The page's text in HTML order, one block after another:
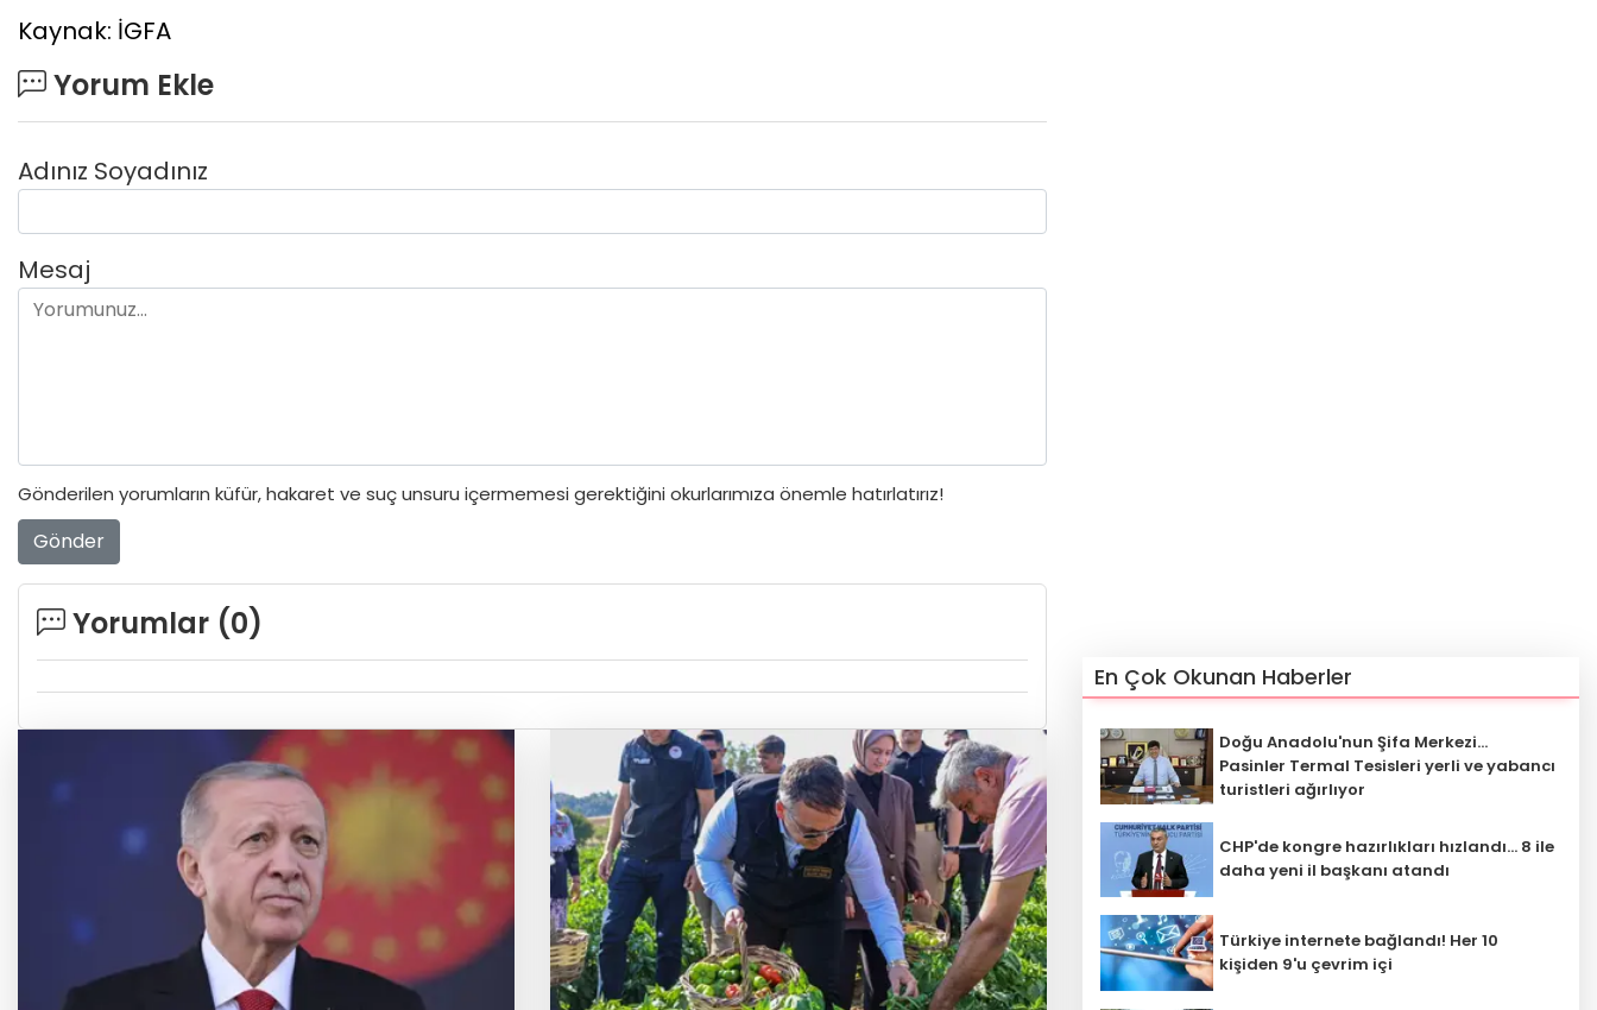
Kaynak: İGFA
Yorum Ekle
Adınız Soyadınız
Mesaj
Gönderilen yorumların küfür, hakaret ve suç unsuru içermemesi gerektiğini okurlarımıza önemle hatırlatırız!
Gönder
Yorumlar (0)
En Çok Okunan Haberler
Doğu Anadolu'nun Şifa Merkezi...
Pasinler Termal Tesisleri yerli ve yabancı
turistleri ağırlıyor
CHP'de kongre hazırlıkları hızlandı... 8 ile
daha yeni il başkanı atandı
Türkiye internete bağlandı! Her 10
kişiden 9'u çevrim içi